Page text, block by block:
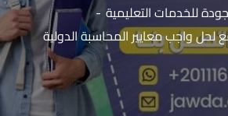
للخدمات التعليمية